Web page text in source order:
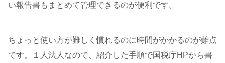
い報告書もまとめて管理できるのが便利です。
ちょっと使い方が難しく慣れるのに時間がかかるのが難点
です。１人法人なので、紹介した手順で国税庁HPから書